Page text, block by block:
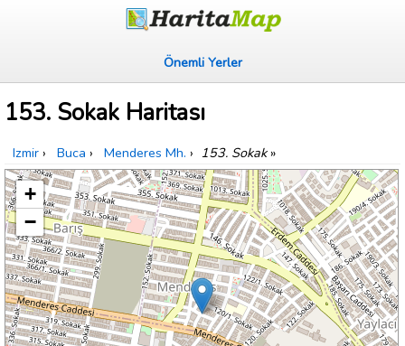
Önemli Yerler
153. Sokak Haritası
Izmir › Buca › Menderes Mh. › 153. Sokak»
+
−